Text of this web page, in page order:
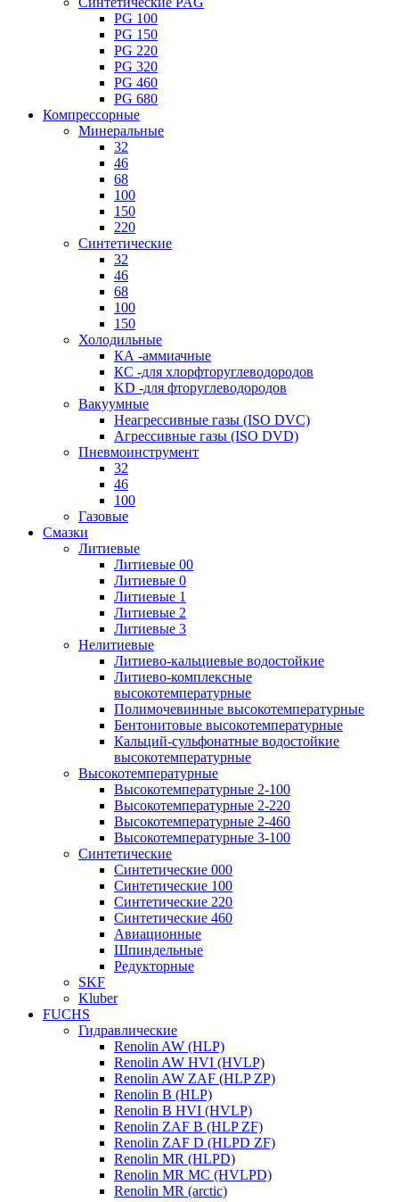
PG 100
PG 150
PG 220
PG 320
PG 460
PG 680
Компрессорные
Минеральные
32
46
68
100
150
220
Синтетические
32
46
68
100
150
Холодильные
КА -аммиачные
КС -для хлорфторуглеводородов
KD -для фторуглеводородов
Вакуумные
Неагрессивные газы (ISO DVC)
Агрессивные газы (ISO DVD)
Пневмоинструмент
32
46
100
Газовые
Смазки
Литиевые
Литиевые 00
Литиевые 0
Литиевые 1
Литиевые 2
Литиевые 3
Нелитиевые
Литиево-кальциевые водостойкие
Литиево-комплексные
высокотемпературные
Полимочевинные высокотемпературные
Бентонитовые высокотемпературные
Кальций-сульфонатные водостойкие
высокотемпературные
Высокотемпературные
Высокотемпературные 2-100
Высокотемпературные 2-220
Высокотемпературные 2-460
Высокотемпературные 3-100
Синтетические
Синтетические 000
Синтетические 100
Синтетические 220
Синтетические 460
Авиационные
Шпиндельные
Редукторные
SKF
Kluber
FUCHS
Гидравлические
Renolin AW (HLP)
Renolin AW HVI (HVLP)
Renolin AW ZAF (HLP ZP)
Renolin B (HLP)
Renolin B HVI (HVLP)
Renolin ZAF B (HLP ZF)
Renolin ZAF D (HLPD ZF)
Renolin MR (HLPD)
Renolin MR MC (HVLPD)
Renolin MR (arctic)